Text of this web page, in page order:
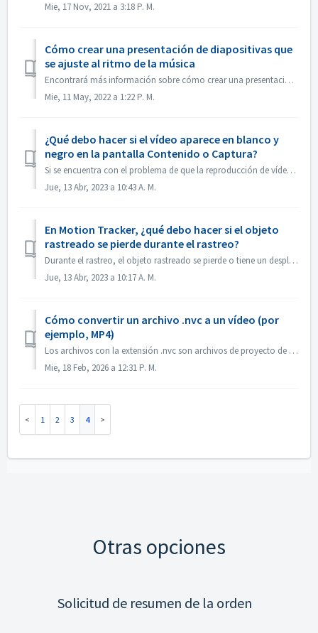
Mie, 17 Nov, 2021 a 3:18 P. M.
Cómo crear una presentación de diapositivas que
se ajuste al ritmo de la música
Encontrará más información sobre cómo crear una presentación de diapositivas según el ritmo de la música en el siguiente enlace: Crear una presentación de d...
Mie, 11 May, 2022 a 1:22 P. M.
¿Qué debo hacer si el vídeo aparece en blanco y
negro en la pantalla Contenido o Captura?
Si se encuentra con el problema de que la reproducción de vídeo es en blanco y negro, pero la exportación / grabación es en color, por favor, actualice el s...
Jue, 13 Abr, 2023 a 10:43 A. M.
En Motion Tracker, ¿qué debo hacer si el objeto
rastreado se pierde durante el rastreo?
Durante el rastreo, el objeto rastreado se pierde o tiene un desplazamiento, puede "detener el rastreo" inmediatamente, hacer clic en "Acerca...
Jue, 13 Abr, 2023 a 10:17 A. M.
Cómo convertir un archivo .nvc a un vídeo (por
ejemplo, MP4)
Los archivos con la extensión .nvc son archivos de proyecto de Nero Video, NO vídeos terminados. Contienen instrucciones de edición y enlaces a los medios d...
Mie, 18 Feb, 2026 a 12:31 P. M.
1 2 3 4
Otras opciones
Solicitud de resumen de la orden